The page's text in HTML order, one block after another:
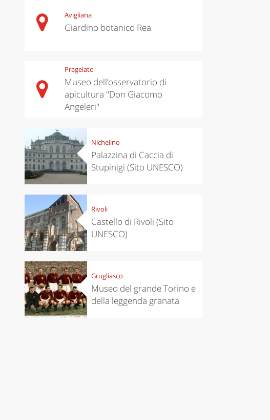
Avigliana
Giardino botanico Rea
Pragelato
Museo dell’osservatorio di
apicultura "Don Giacomo
Angeleri"
Nichelino
Palazzina di Caccia di
Stupinigi (Sito UNESCO)
Rivoli
Castello di Rivoli (Sito
UNESCO)
Grugliasco
Museo del grande Torino e
della leggenda granata